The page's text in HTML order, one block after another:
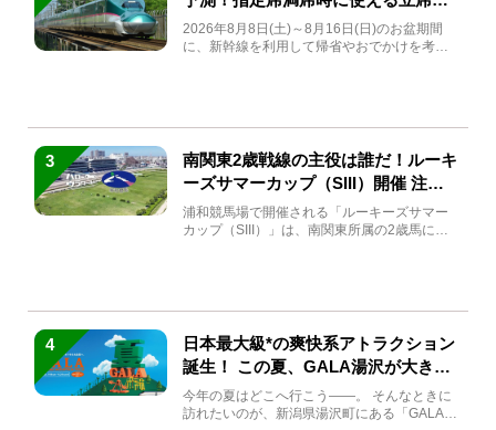
急券も解説
2026年8月8日(土)～8月16日(日)のお盆期間
に、新幹線を利用して帰省やおでかけを考え
3
南関東2歳戦線の主役は誰だ！ルーキ
ーズサマーカップ（SIII）開催 注目
馬と見どころをチェック
浦和競馬場で開催される「ルーキーズサマー
カップ（SIII）」は、南関東所属の2歳馬によ
4
日本最大級*の爽快系アトラクション
誕生！ この夏、GALA湯沢が大きく
生まれ変わる
今年の夏はどこへ行こう――。 そんなときに
訪れたいのが、新潟県湯沢町にある「GALA湯